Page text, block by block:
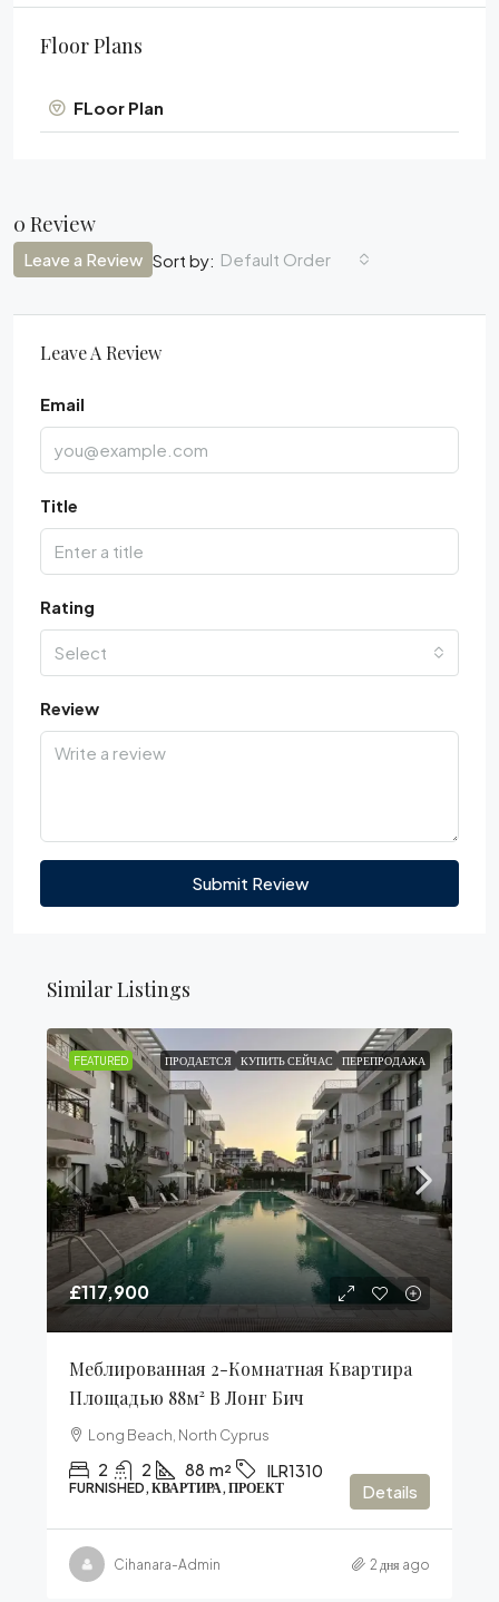
Floor Plans
FLoor Plan
0 Review
Sort by: Default Order
Leave a Review
Leave A Review
Email
Title
Rating
Select
Review
Submit Review
Similar Listings
FEATURED ПРОДАЕТСЯ КУПИТЬ СЕЙЧАС ПЕРЕПРОДАЖА
£117,900
Меблированная 2-Комнатная Квартира
Площадью 88м² В Лонг Бич
Long Beach, North Cyprus
2 2 88 m² ILR1310
FURNISHED, КВАРТИРА, ПРОЕКТ Details
Cihanara-Admin 2 дня ago